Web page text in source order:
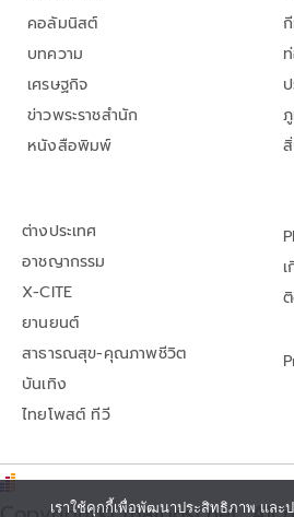
คอลัมนิสต์
บทความ
เศรษฐกิจ
ข่าวพระราชสำนัก
หนังสือพิมพ์
ต่างประเทศ
อาชญากรรม
X-CITE
ยานยนต์
สาธารณสุข-คุณภาพชีวิต
บันเทิง
ไทยโพสต์ ทีวี
เราใช้คุกกี้เพื่อพัฒนาประสิทธิภาพ และ